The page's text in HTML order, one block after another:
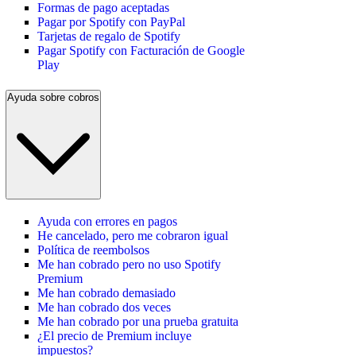
Formas de pago aceptadas
Pagar por Spotify con PayPal
Tarjetas de regalo de Spotify
Pagar Spotify con Facturación de Google
Play
Ayuda sobre cobros
Ayuda con errores en pagos
He cancelado, pero me cobraron igual
Política de reembolsos
Me han cobrado pero no uso Spotify
Premium
Me han cobrado demasiado
Me han cobrado dos veces
Me han cobrado por una prueba gratuita
¿El precio de Premium incluye
impuestos?